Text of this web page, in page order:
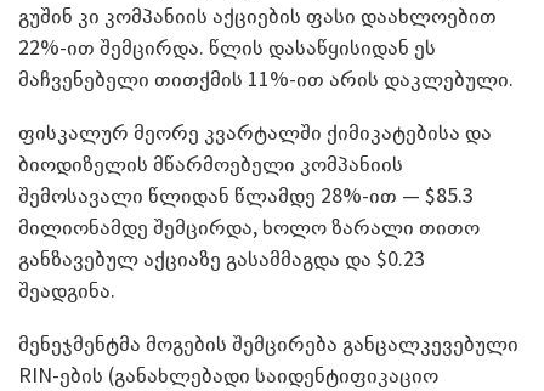
გუშინ კი კომპანიის აქციების ფასი დაახლოებით
22%-ით შემცირდა. წლის დასაწყისიდან ეს
მაჩვენებელი თითქმის 11%-ით არის დაკლებული.
ფისკალურ მეორე კვარტალში ქიმიკატებისა და
ბიოდიზელის მწარმოებელი კომპანიის
შემოსავალი წლიდან წლამდე 28%-ით — $85.3
მილიონამდე შემცირდა, ხოლო ზარალი თითო
განზავებულ აქციაზე გასამმაგდა და $0.23
შეადგინა.
მენეჯმენტმა მოგების შემცირება განცალკევებული
RIN-ების (განახლებადი საიდენტიფიკაციო